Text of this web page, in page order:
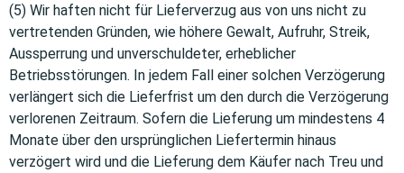
(5) Wir haften nicht für Lieferverzug aus von uns nicht zu
vertretenden Gründen, wie höhere Gewalt, Aufruhr, Streik,
Aussperrung und unverschuldeter, erheblicher
Betriebsstörungen. In jedem Fall einer solchen Verzögerung
verlängert sich die Lieferfrist um den durch die Verzögerung
verlorenen Zeitraum. Sofern die Lieferung um mindestens 4
Monate über den ursprünglichen Liefertermin hinaus
verzögert wird und die Lieferung dem Käufer nach Treu und